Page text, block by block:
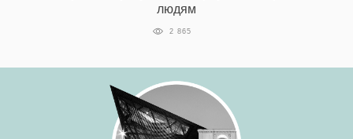
людям
2 865